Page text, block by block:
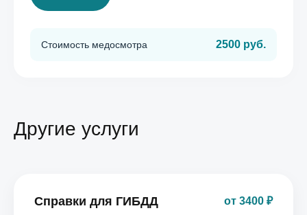
Стоимость медосмотра 2500 руб.
Другие услуги
Справки для ГИБДД от 3400 ₽